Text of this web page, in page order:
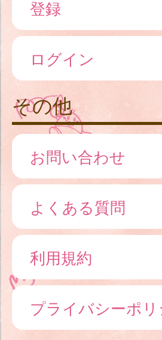
登録
ログイン
その他
お問い合わせ
よくある質問
利用規約
プライバシーポリ